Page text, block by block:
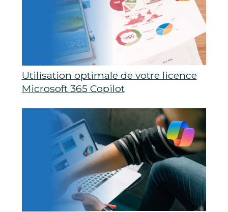
Utilisation optimale de votre licence
Microsoft 365 Copilot